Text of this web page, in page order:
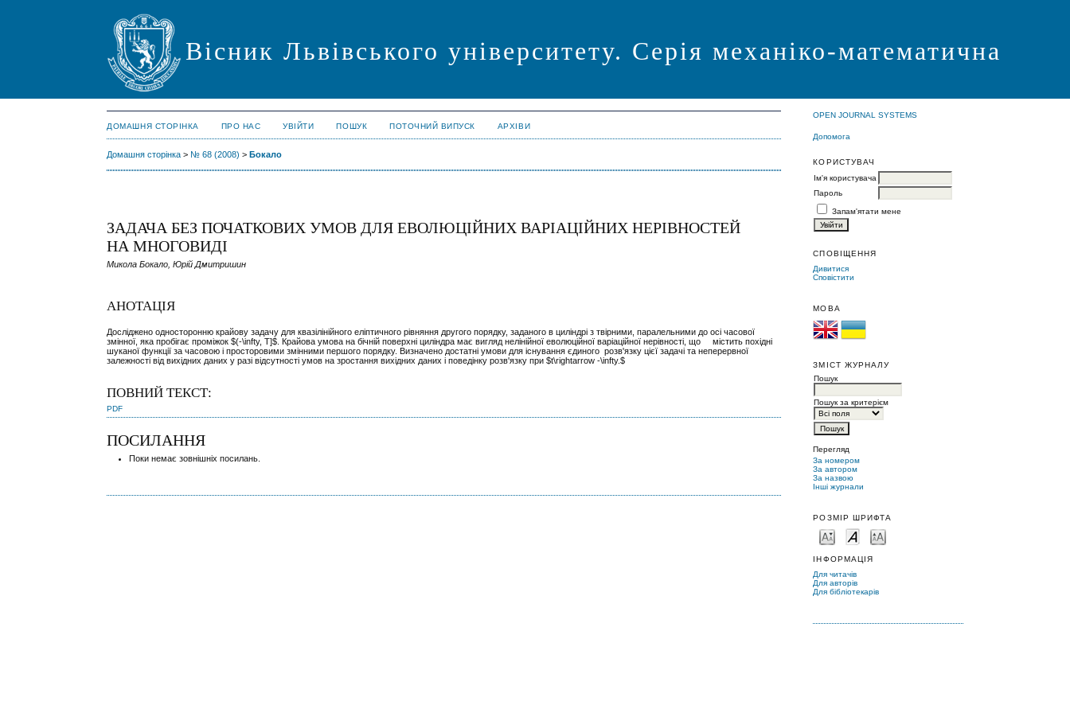
Вісник Львівського університету. Серія механіко-математична
OPEN JOURNAL SYSTEMS
Допомога
КОРИСТУВАЧ
Ім'я користувача
Пароль
Запам'ятати мене
СПОВІЩЕННЯ
Дивитися
Сповістити
МОВА
ЗМІСТ ЖУРНАЛУ
Пошук
Пошук за критерієм
Перегляд
За номером
За автором
За назвою
Інші журнали
РОЗМІР ШРИФТА
ІНФОРМАЦІЯ
Для читачів
Для авторів
Для бібліотекарів
ДОМАШНЯ СТОРІНКА ПРО НАС УВІЙТИ ПОШУК ПОТОЧНИЙ ВИПУСК АРХІВИ
Домашня сторінка > № 68 (2008) >Бокало
ЗАДАЧА БЕЗ ПОЧАТКОВИХ УМОВ ДЛЯ ЕВОЛЮЦІЙНИХ ВАРІАЦІЙНИХ НЕРІВНОСТЕЙ
НА МНОГОВИДІ
Микола Бокало, Юрій Дмитришин
АНОТАЦІЯ
Досліджено односторонню крайову задачу для квазілінійного еліптичного рівняння другого порядку, заданого в циліндрі з твірними, паралельними до осі часової
змінної, яка пробігає проміжок $(-\infty, T]$. Крайова умова на бічній поверхні циліндра має вигляд нелінійної еволюційної варіаційної нерівності, що містить похідні
шуканої функції за часовою і просторовими змінними першого порядку. Визначено достатні умови для існування єдиного розв'язку цієї задачі та неперервної
залежності від вихідних даних у разі відсутності умов на зростання вихідних даних і поведінку розв'язку при $t\rightarrow -\infty.$
ПОВНИЙ ТЕКСТ:
PDF
ПОСИЛАННЯ
Поки немає зовнішніх посилань.